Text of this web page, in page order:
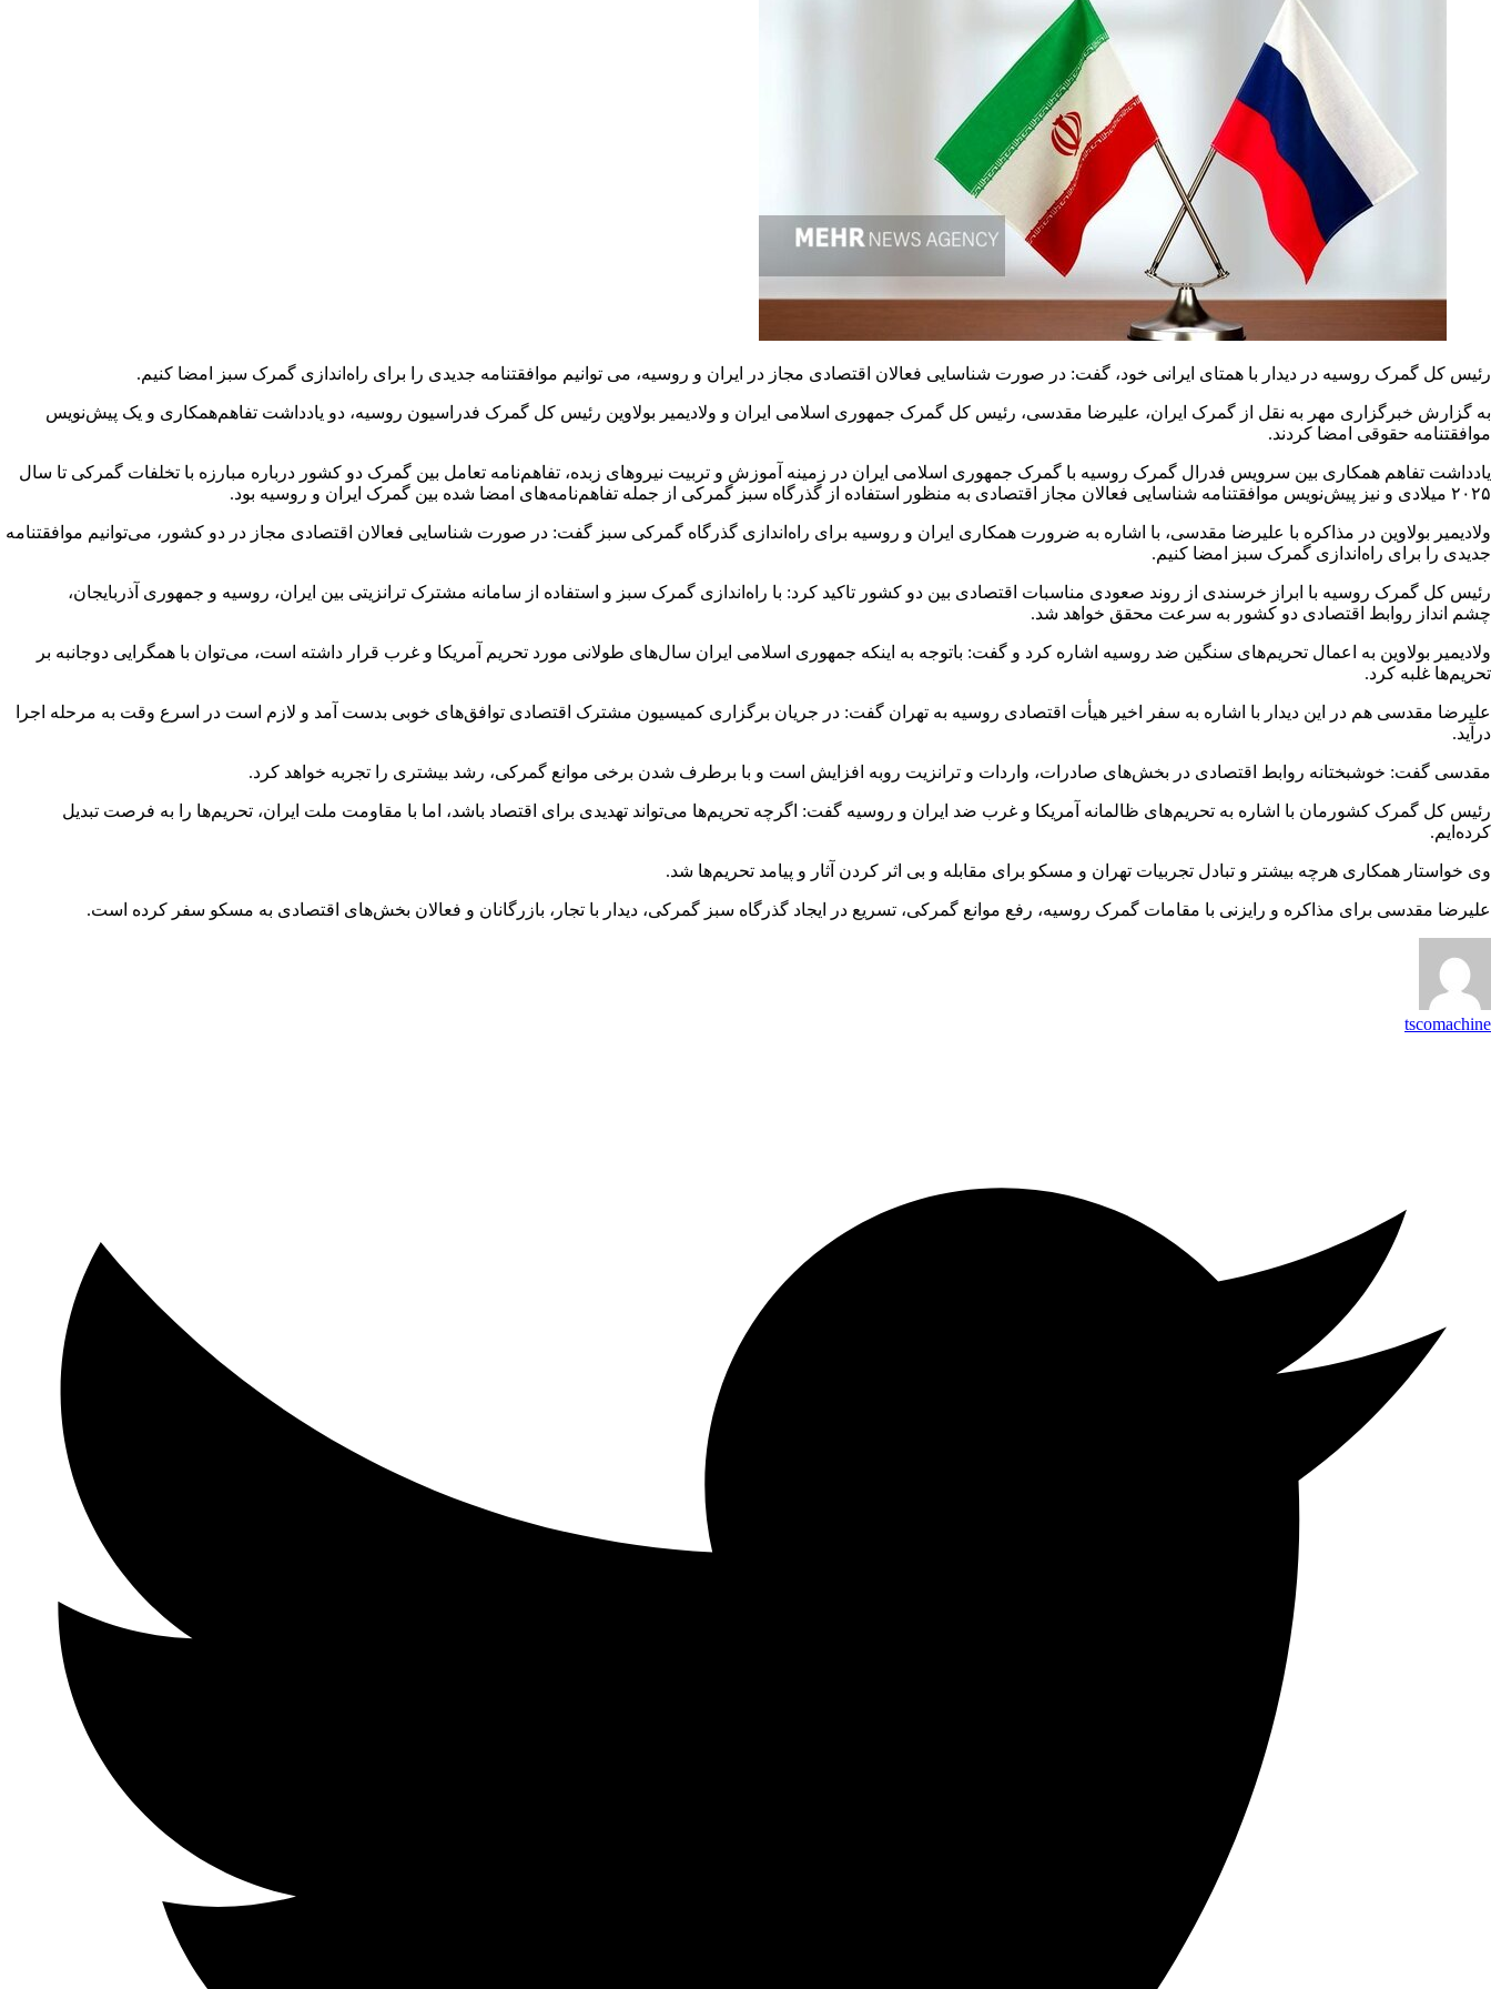
رئیس کل گمرک روسیه در دیدار با همتای ایرانی خود، گفت: در صورت شناسایی فعالان اقتصادی مجاز در ایران و روسیه، می توانیم موافقتنامه جدیدی را برای راه‌اندازی گمرک سبز امضا کنیم.
به گزارش خبرگزاری مهر به نقل از گمرک ایران، علیرضا مقدسی، رئیس کل گمرک جمهوری اسلامی ایران و ولادیمیر بولاوین رئیس کل گمرک فدراسیون روسیه، دو یادداشت تفاهم‌همکاری و یک پیش‌نویس
موافقتنامه حقوقی امضا کردند.
یادداشت تفاهم همکاری بین سرویس فدرال گمرک روسیه با گمرک جمهوری اسلامی ایران در زمینه آموزش و تربیت نیروهای زبده، تفاهم‌نامه تعامل بین گمرک دو کشور درباره مبارزه با تخلفات گمرکی تا سال
۲۰۲۵ میلادی و نیز پیش‌نویس موافقتنامه شناسایی فعالان مجاز اقتصادی به منظور استفاده از گذرگاه سبز گمرکی از جمله تفاهم‌نامه‌های امضا شده بین گمرک ایران و روسیه بود.
ولادیمیر بولاوین در مذاکره با علیرضا مقدسی، با اشاره به ضرورت همکاری ایران و روسیه برای راه‌اندازی گذرگاه گمرکی سبز گفت: در صورت شناسایی فعالان اقتصادی مجاز در دو کشور، می‌توانیم موافقتنامه
جدیدی را برای راه‌اندازی گمرک سبز امضا کنیم.
رئیس کل گمرک روسیه با ابراز خرسندی از روند صعودی مناسبات اقتصادی بین دو کشور تاکید کرد: با راه‌اندازی گمرک سبز و استفاده از سامانه مشترک ترانزیتی بین ایران، روسیه و جمهوری آذربایجان،
چشم انداز روابط اقتصادی دو کشور به سرعت محقق خواهد شد.
ولادیمیر بولاوین به اعمال تحریم‌های سنگین ضد روسیه اشاره کرد و گفت: باتوجه به اینکه جمهوری اسلامی ایران سال‌های طولانی مورد تحریم آمریکا و غرب قرار داشته است، می‌توان با همگرایی دوجانبه بر
تحریم‌ها غلبه کرد.
علیرضا مقدسی هم در این دیدار با اشاره به سفر اخیر هیأت اقتصادی روسیه به تهران گفت: در جریان برگزاری کمیسیون مشترک اقتصادی توافق‌های خوبی بدست آمد و لازم است در اسرع وقت به مرحله اجرا
درآید.
مقدسی گفت: خوشبختانه روابط اقتصادی در بخش‌های صادرات، واردات و ترانزیت روبه افزایش است و با برطرف شدن برخی موانع گمرکی، رشد بیشتری را تجربه خواهد کرد.
رئیس کل گمرک کشورمان با اشاره به تحریم‌های ظالمانه آمریکا و غرب ضد ایران و روسیه گفت: اگرچه تحریم‌ها می‌تواند تهدیدی برای اقتصاد باشد، اما با مقاومت ملت ایران، تحریم‌ها را به فرصت تبدیل
کرده‌ایم.
وی خواستار همکاری هرچه بیشتر و تبادل تجربیات تهران و مسکو برای مقابله و بی اثر کردن آثار و پیامد تحریم‌ها شد.
علیرضا مقدسی برای مذاکره و رایزنی با مقامات گمرک روسیه، رفع موانع گمرکی، تسریع در ایجاد گذرگاه سبز گمرکی، دیدار با تجار، بازرگانان و فعالان بخش‌های اقتصادی به مسکو سفر کرده است.
tscomachine